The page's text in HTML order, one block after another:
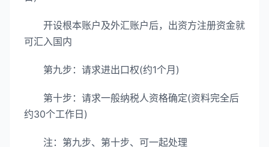
开设根本账户及外汇账户后，出资方注册资金就
可汇入国内
第九步：请求进出口权(约1个月)
第十步：请求一般纳税人资格确定(资料完全后
约30个工作日)
注：第九步、第十步、可一起处理